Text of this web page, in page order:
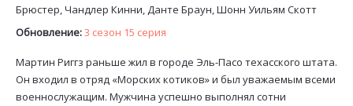
Брюстер, Чандлер Кинни, Данте Браун, Шонн Уильям Скотт
Обновление:3 сезон 15 серия
Мартин Риггз раньше жил в городе Эль-Пасо техасского штата.
Он входил в отряд «Морских котиков» и был уважаемым всеми
военнослужащим. Мужчина успешно выполнял сотни